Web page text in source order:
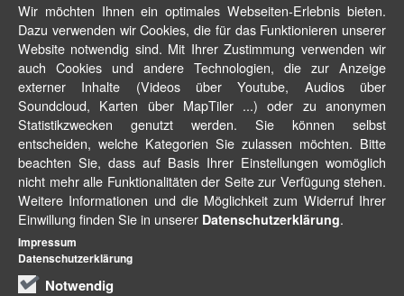
Wir möchten Ihnen ein optimales Webseiten-Erlebnis bieten.
Dazu verwenden wir Cookies, die für das Funktionieren unserer
Website notwendig sind. Mit Ihrer Zustimmung verwenden wir
auch Cookies und andere Technologien, die zur Anzeige
externer Inhalte (Videos über Youtube, Audios über
Soundcloud, Karten über MapTiler ...) oder zu anonymen
Statistikzwecken genutzt werden. Sie können selbst
entscheiden, welche Kategorien Sie zulassen möchten. Bitte
beachten Sie, dass auf Basis Ihrer Einstellungen womöglich
nicht mehr alle Funktionalitäten der Seite zur Verfügung stehen.
Weitere Informationen und die Möglichkeit zum Widerruf Ihrer
Einwillung finden Sie in unserer Datenschutzerklärung.
Notwendig
Impressum
Datenschutzerklärung